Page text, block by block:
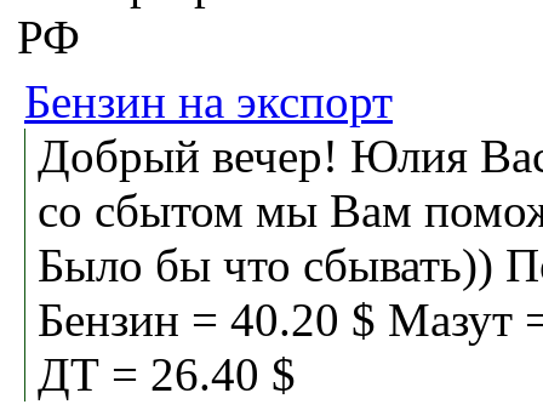
РФ
Бензин на экспорт
Добрый вечер! Юлия
со сбытом мы Вам
Было бы что сбывать))
Бензин = 40.20 $ Мазут
ДТ = 26.40 $